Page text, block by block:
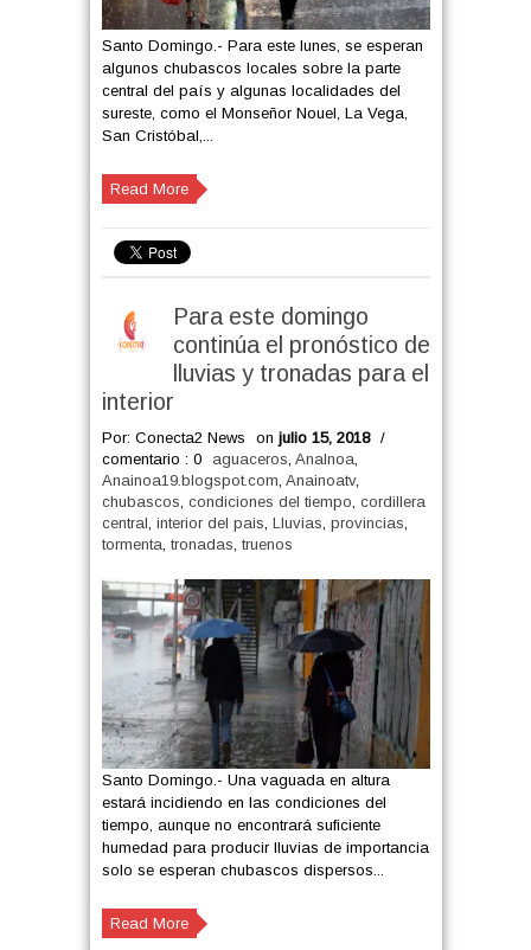
Santo Domingo.- Para este lunes, se esperan
algunos chubascos locales sobre la parte
central del país y algunas localidades del
sureste, como el Monseñor Nouel, La Vega,
San Cristóbal,...
Read More
Para este domingo
continúa el pronóstico de
lluvias y tronadas para el
interior
Por: Conecta2 News on julio 15, 2018
/
comentario : 0
aguaceros, AnaInoa,
Anainoa19.blogspot.com, Anainoatv,
chubascos, condiciones del tiempo, cordillera
central, interior del pais, Lluvias, provincias,
tormenta, tronadas, truenos
Santo Domingo.- Una vaguada en altura
estará incidiendo en las condiciones del
tiempo, aunque no encontrará suficiente
humedad para producir lluvias de importancia
solo se esperan chubascos dispersos...
Read More